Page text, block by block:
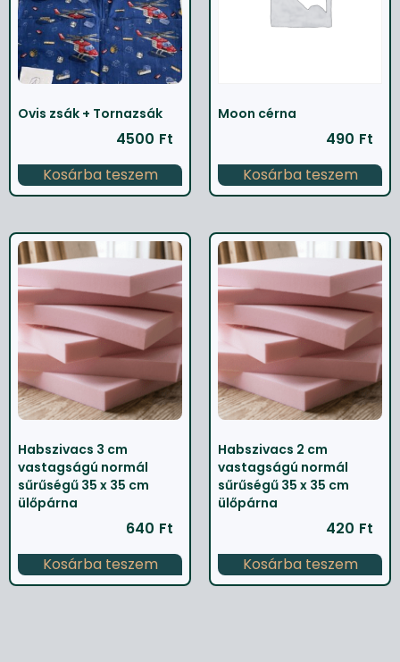
Ovis zsák + Tornazsák
4500 Ft
Kosárba teszem
Moon cérna
490 Ft
Kosárba teszem
Habszivacs 3 cm
vastagságú normál
sűrűségű 35 x 35 cm
ülőpárna
640 Ft
Kosárba teszem
Habszivacs 2 cm
vastagságú normál
sűrűségű 35 x 35 cm
ülőpárna
420 Ft
Kosárba teszem